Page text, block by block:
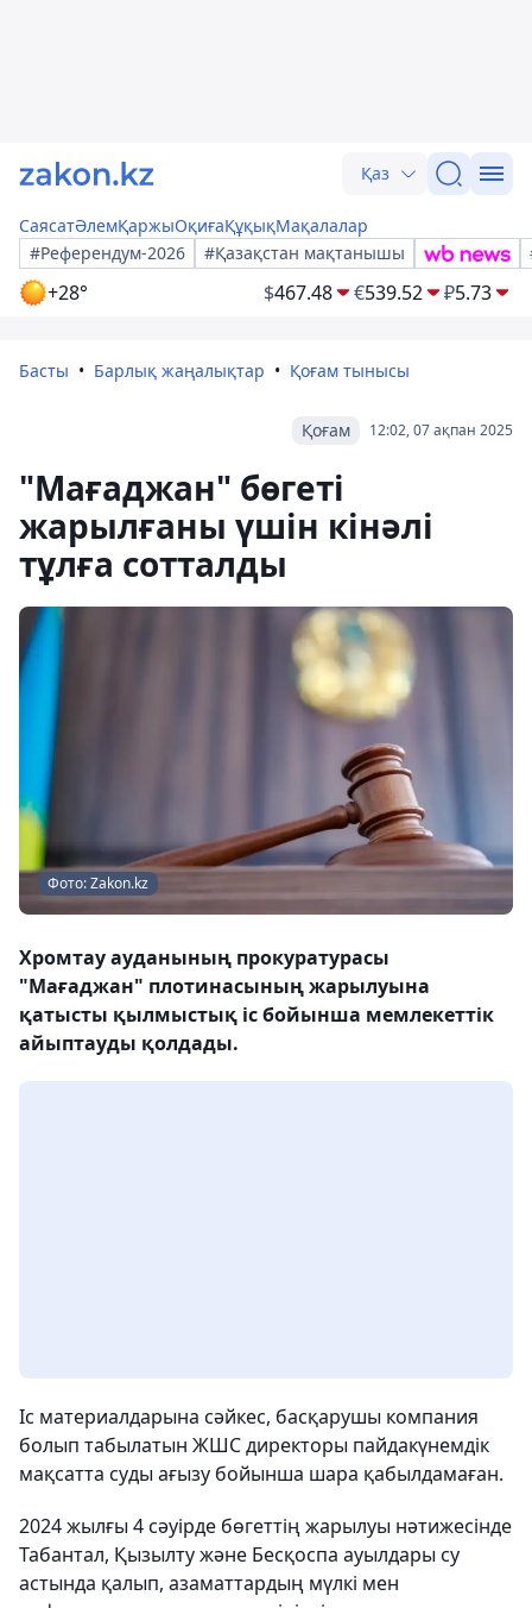
Қаз
СаясатӘлемҚаржыОқиғаҚұқықМақалалар
#Референдум-2026
#Қазақстан мақтанышы
+28° $467.48 €539.52 ₽5.73
Басты Барлық жаңалықтар Қоғам тынысы
12:02, 07 ақпан 2025
Қоғам
"Мағаджан" бөгеті
жарылғаны үшін кінәлі
тұлға сотталды
Фото: Zakon.kz
Хромтау ауданының прокуратурасы
"Мағаджан" плотинасының жарылуына
қатысты қылмыстық іс бойынша мемлекеттік
айыптауды қолдады.
Іс материалдарына сәйкес, басқарушы компания
болып табылатын ЖШС директоры пайдакүнемдік
мақсатта суды ағызу бойынша шара қабылдамаған.
2024 жылғы 4 сәуірде бөгеттің жарылуы нәтижесінде
Табантал, Қызылту және Бесқоспа ауылдары су
астында қалып, азаматтардың мүлкі мен